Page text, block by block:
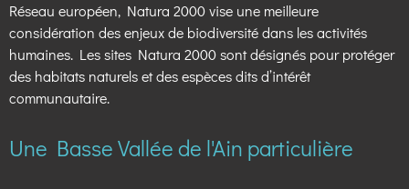
Réseau européen, Natura 2000 vise une meilleure
considération des enjeux de biodiversité dans les activités
humaines. Les sites Natura 2000 sont désignés pour protéger
des habitats naturels et des espèces dits d’intérêt
communautaire.
Une Basse Vallée de l'Ain particulière